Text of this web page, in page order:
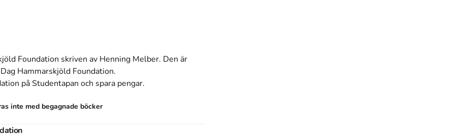
Foundation skriven av Henning Melber. Den är
Dag Hammarskjöld Foundation.
på Studentapan och spara pengar.
inte med begagnade böcker